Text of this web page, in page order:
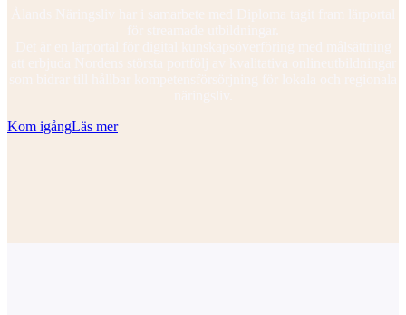
Kom igångLäs mer